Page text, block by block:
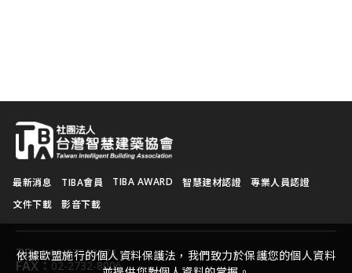
最新消息 TIBA會員 TIBA AWARD 智慧建材認證
專業人員認證
文件下載
影音下載
TEL：02-27528072
FAX：02-2732-8006
依據歐盟施行的個人資料保護法，我們致力於保護您的個人資料